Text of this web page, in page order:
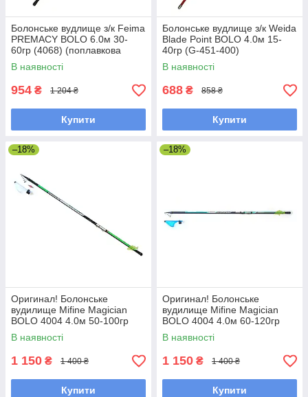
Болонське вудлище з/к Feima
PREMACY BOLO 6.0м 30-
60гр (4068) (поплавкова
вудка)
В наявності
954 ₴ 1 204 ₴
Купити
Болонське вудлище з/к Weida
Blade Point BOLO 4.0м 15-
40гр (G-451-400)
(поплавкова вудка)
В наявності
688 ₴ 858 ₴
Купити
–18%
Оригинал! Болонське
вудилище Mifine Magician
BOLO 4004 4.0м 50-100гр
(10319), вудилище під
боковий кивок
В наявності
1 150 ₴ 1 400 ₴
Купити
–18%
Оригинал! Болонське
вудилище Mifine Magician
BOLO 4004 4.0м 60-120гр
(402), вудилище під боковий
кивок
В наявності
1 150 ₴ 1 400 ₴
Купити